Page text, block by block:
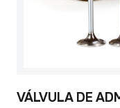
VÁLVULA DE